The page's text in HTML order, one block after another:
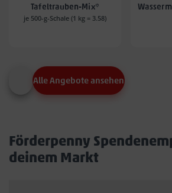
Tafeltrauben-Mix*
je 500-g-Schale (1 kg = 3.58)
Alle Angebote ansehen
Förderpenny
deinem Markt